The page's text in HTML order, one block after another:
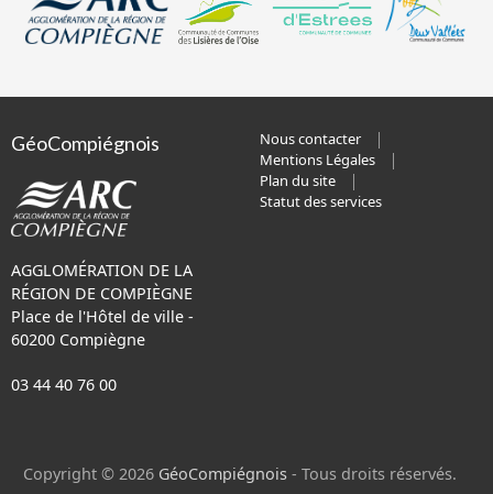
GéoCompiégnois
AGGLOMÉRATION DE LA
RÉGION DE COMPIÈGNE
Place de l'Hôtel de ville -
60200 Compiègne
03 44 40 76 00
Nous contacter
Mentions Légales
Plan du site
Statut des services
Copyright © 2026 GéoCompiégnois - Tous droits réservés.